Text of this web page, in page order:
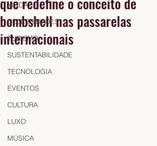
MODA
CELEBRIDADES
TURISMO
SUSTENTABILIDADE
TECNOLOGIA
EVENTOS
CULTURA
LUXO
MÚSICA
bombshell nas passarelas
internacionais